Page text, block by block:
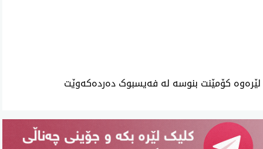
لێرەوە کۆمێنت بنوسە لە فەیسبوک دەردەکەوێت